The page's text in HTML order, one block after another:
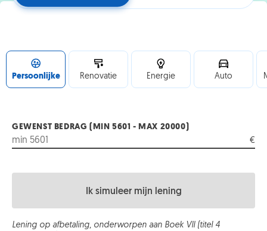
Persoonlijke Renovatie Energie Auto
GEWENST BEDRAG (MIN 5601 - MAX 20000)
€
Ik simuleer mijn lening
Lening op afbetaling, onderworpen aan Boek VII (titel 4